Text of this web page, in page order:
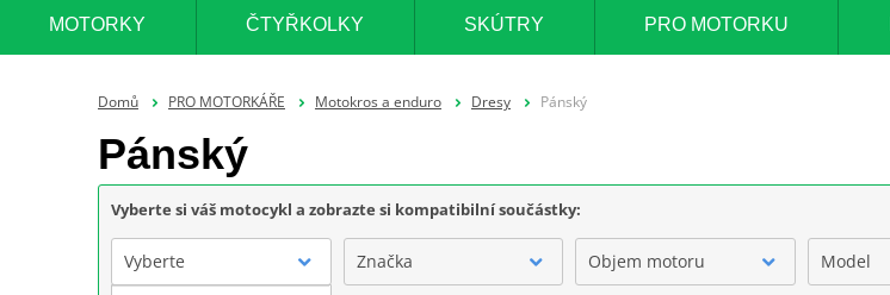
MOTORKY ČTYŘKOLKY SKÚTRY PRO MOTORKU
Domů PRO MOTORKÁŘE Motokros a enduro Dresy Pánský
Pánský
Vyberte si váš motocykl a zobrazte si kompatibilní součástky:
Vyberte Značka Objem motoru Model